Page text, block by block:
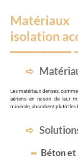
isolation
Les matériaux denses,
aériens en raison de leur
minérale, absorbent plutôt les
Béton et